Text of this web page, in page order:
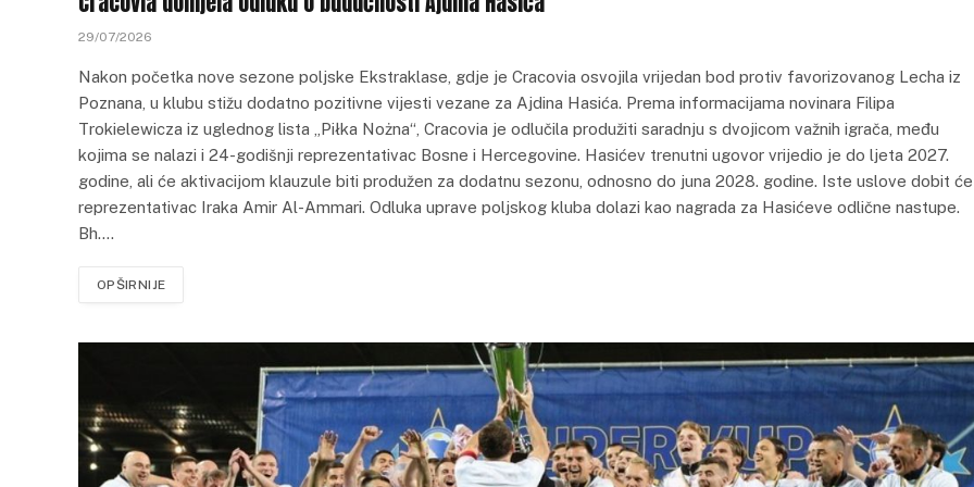
29/07/2026
Nakon početka nove sezone poljske Ekstraklase, gdje je Cracovia osvojila vrijedan bod protiv favorizovanog Lecha iz
Poznana, u klubu stižu dodatno pozitivne vijesti vezane za Ajdina Hasića. Prema informacijama novinara Filipa
Trokielewicza iz uglednog lista „Piłka Nożna“, Cracovia je odlučila produžiti saradnju s dvojicom važnih igrača, među
kojima se nalazi i 24-godišnji reprezentativac Bosne i Hercegovine. Hasićev trenutni ugovor vrijedio je do ljeta 2027.
godine, ali će aktivacijom klauzule biti produžen za dodatnu sezonu, odnosno do juna 2028. godine. Iste uslove dobit
reprezentativac Iraka Amir Al-Ammari. Odluka uprave poljskog kluba dolazi kao nagrada za Hasićeve odlične nastupe.
Bh.…
OPŠIRNIJE